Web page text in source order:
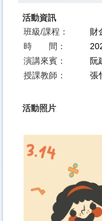
活動資訊
班級/課程：
財
時 間：
演講來賓：
阮
授課教師：
張
活動照片